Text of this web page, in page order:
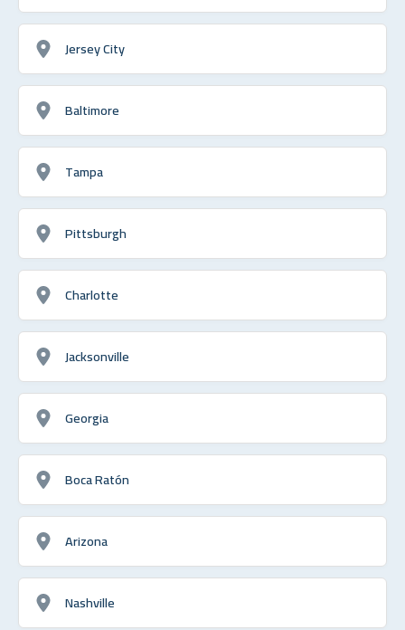
Jersey City
Baltimore
Tampa
Pittsburgh
Charlotte
Jacksonville
Georgia
Boca Ratón
Arizona
Nashville